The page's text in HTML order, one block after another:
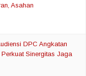
Asahan
DPC Angkatan
Sinergitas Jaga